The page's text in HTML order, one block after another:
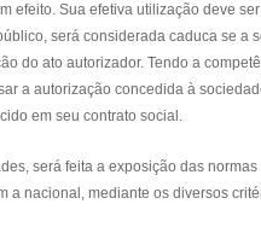
efeito. Sua efetiva utilização deve
será considerada caduca se a
do ato autorizador. Tendo a
a autorização concedida à
em seu contrato social.
será feita a exposição das
a nacional, mediante os diversos